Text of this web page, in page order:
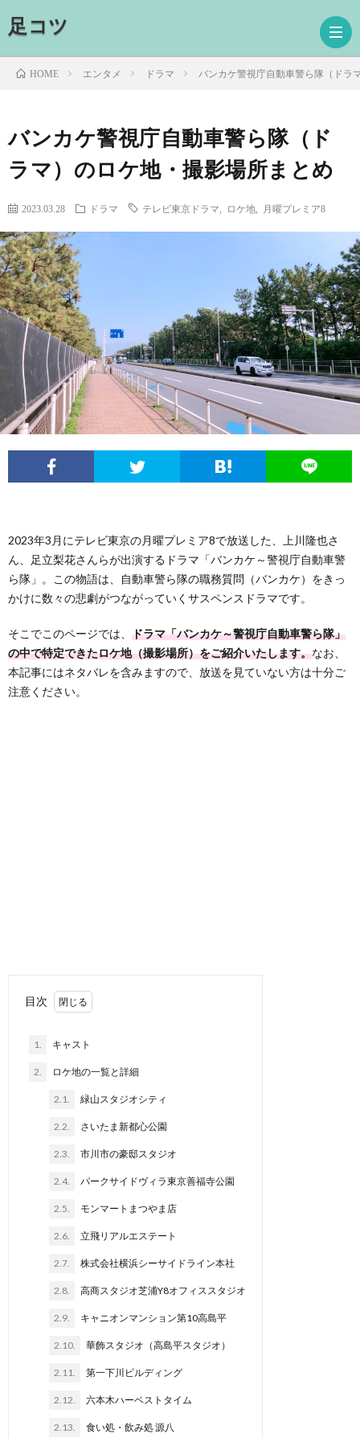
足コツ
マ
画
読
書
プ
ロ
フ
お
問
せ
HOME エンタメ ドラマ バンカケ警視庁自動車警ら隊（ドラ
バンカケ警視庁自動車警ら隊（ド
ラマ）のロケ地・撮影場所まとめ
2023.03.28 ドラマ テレビ東京ドラマ ロケ地 月曜プレミア8
2023年3月にテレビ東京の月曜プレミア8で放送した、上川隆也さ
ん、足立梨花さんらが出演するドラマ「バンカケ～警視庁自動車警
ら隊」。この物語は、自動車警ら隊の職務質問（バンカケ）をきっ
かけに数々の悲劇がつながっていくサスペンスドラマです。
そこでこのページでは、 ドラマ「バンカケ～警視庁自動車警ら隊」
の中で特定できたロケ地（撮影場所）をご紹介いたします。なお、
本記事にはネタバレを含みますので、放送を見ていない方は十分ご
注意ください。
目次
1. キャスト
2. ロケ地の一覧と詳細
2.1. 緑山スタジオシティ
2.2. さいたま新都心公園
2.3. 市川市の豪邸スタジオ
2.4. パークサイドヴィラ東京善福寺公園
2.5. モンマートまつやま店
2.6. 立飛リアルエステート
2.7. 株式会社横浜シーサイドライン本社
2.8. 高商スタジオ芝浦Y8オフィススタジオ
2.9. キャニオンマンション第10高島平
2.10. 華飾スタジオ（高島平スタジオ）
2.11. 第一下川ビルディング
2.12. 六本木ハーベストタイム
2.13. 食い処・飲み処 源八